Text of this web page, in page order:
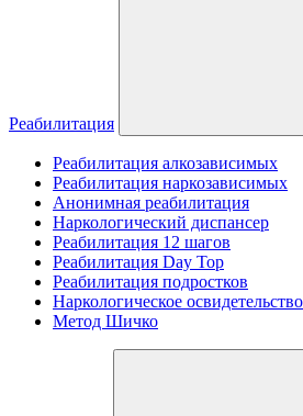
Реабилитация
Реабилитация алкозависимых
Реабилитация наркозависимых
Анонимная реабилитация
Наркологический диспансер
Реабилитация 12 шагов
Реабилитация Day Top
Реабилитация подростков
Наркологическое
Метод Шичко